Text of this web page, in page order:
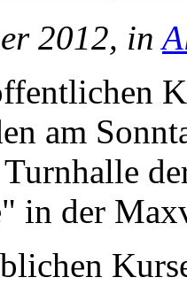
2012, in
am
in der